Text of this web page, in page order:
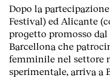
Dopo la
Festival) ed Alicante
progetto promosso
Barcellona che
femminile nel settore
sperimentale, arriva a